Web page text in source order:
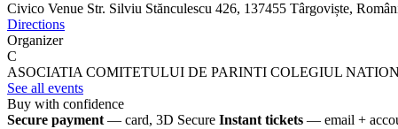
Civico Venue Str. Silviu Stănculescu 426, 137455 Târgoviște,
Directions
Organizer
C
ASOCIATIA COMITETULUI DE PARINTI COLEGIUL
See all events
Buy with confidence
Secure payment — card, 3D Secure Instant tickets — email +